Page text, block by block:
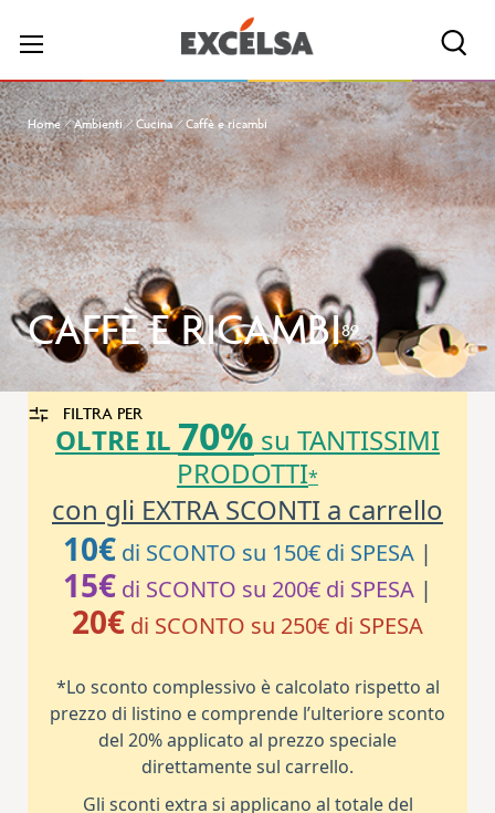
Home Ambienti Cucina Caffè e ricambi
CAFFÈ E RICAMBI89
OLTRE IL 70% su TANTISSIMI
PRODOTTI*
con gli EXTRA SCONTI a carrello
10€ di SCONTO su 150€ di SPESA |
15€ di SCONTO su 200€ di SPESA |
20€ di SCONTO su 250€ di SPESA
*Lo sconto complessivo è calcolato rispetto al
prezzo di listino e comprende l’ulteriore sconto
del 20% applicato al prezzo speciale
direttamente sul carrello.
Gli sconti extra si applicano al totale del
FILTRA PER